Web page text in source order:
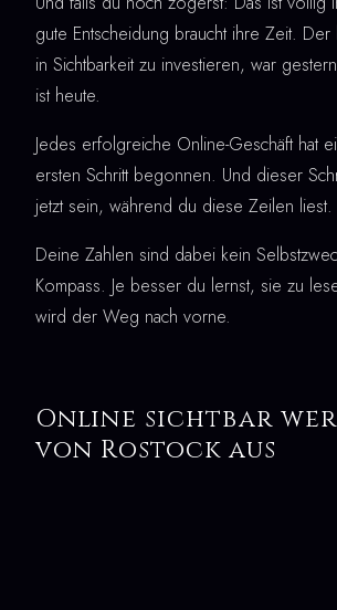
gute Entscheidung braucht ihre Zeit.
in Sichtbarkeit zu investieren, war
ist heute.
Jedes erfolgreiche Online-Geschäft hat
ersten Schritt begonnen. Und dieser
jetzt sein, während du diese Zeilen liest.
Deine Zahlen sind dabei kein
Kompass. Je besser du lernst, sie zu
wird der Weg nach vorne.
Online sichtbar
von Rostock aus